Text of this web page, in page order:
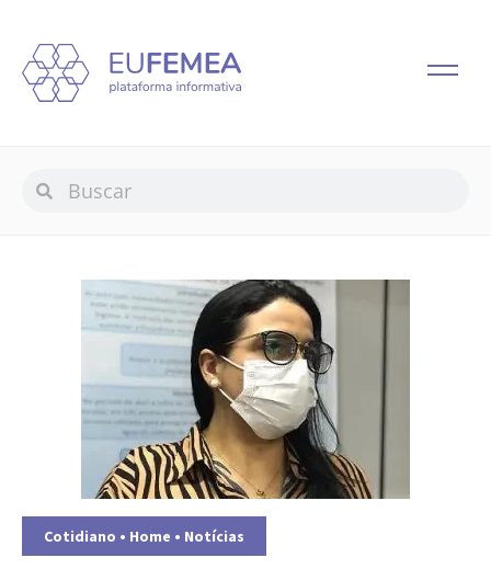
Cotidiano • Home • Notícias